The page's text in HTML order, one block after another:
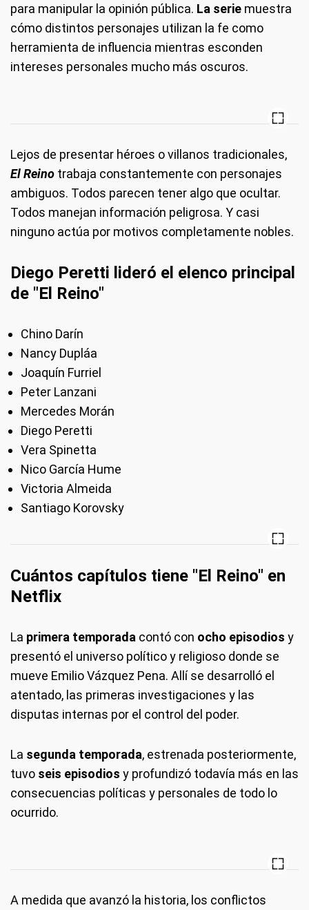
para manipular la opinión pública. La serie muestra
cómo distintos personajes utilizan la fe como
herramienta de influencia mientras esconden
intereses personales mucho más oscuros.
Lejos de presentar héroes o villanos tradicionales,
El Reino trabaja constantemente con personajes
ambiguos. Todos parecen tener algo que ocultar.
Todos manejan información peligrosa. Y casi
ninguno actúa por motivos completamente nobles.
Diego Peretti lideró el elenco principal
de "El Reino"
Chino Darín
Nancy Dupláa
Joaquín Furriel
Peter Lanzani
Mercedes Morán
Diego Peretti
Vera Spinetta
Nico García Hume
Victoria Almeida
Santiago Korovsky
Cuántos capítulos tiene "El Reino" en
Netflix
La primera temporada contó con ocho episodios y
presentó el universo político y religioso donde se
mueve Emilio Vázquez Pena. Allí se desarrolló el
atentado, las primeras investigaciones y las
disputas internas por el control del poder.
La segunda temporada, estrenada posteriormente,
tuvo seis episodios y profundizó todavía más en las
consecuencias políticas y personales de todo lo
ocurrido.
A medida que avanzó la historia, los conflictos